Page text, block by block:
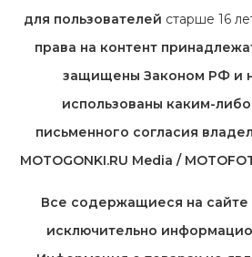
для пользователей старше 16
права на контент
защищены Законом РФ и
использованы каким-
письменного согласия
MOTOGONKI.RU Media /
Все содержащиеся на cайте
исключительно